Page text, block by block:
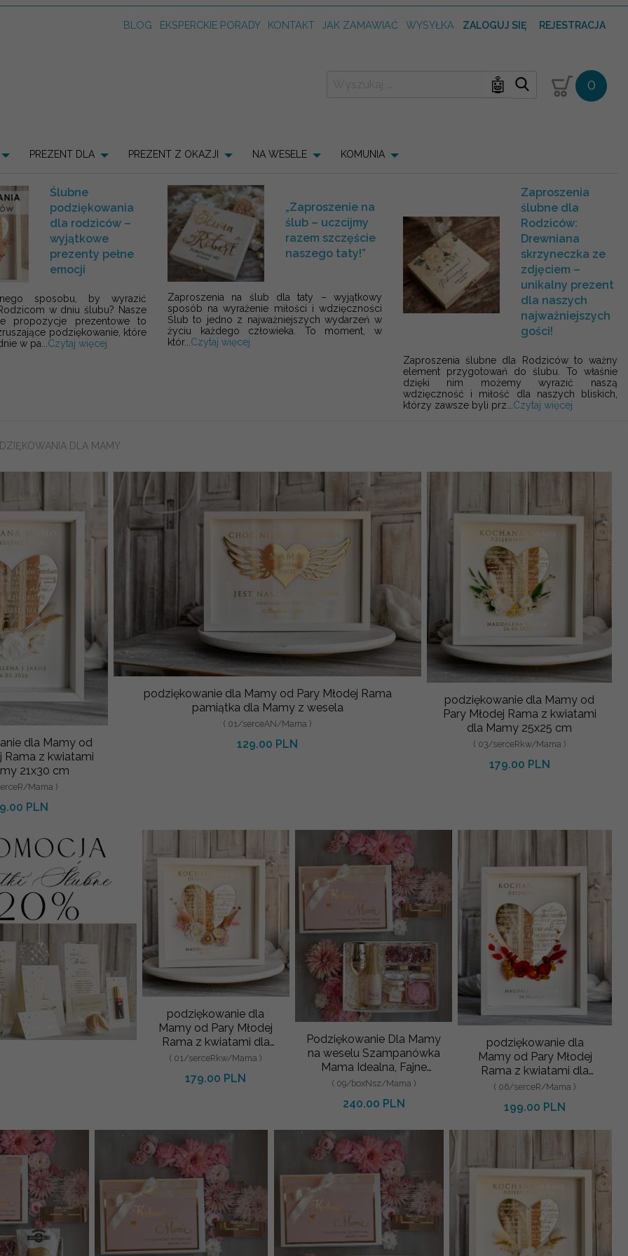
BLOG EKSPERCKIE PORADY KONTAKT JAK ZAMAWIAĆ WYSYŁKA ZALOGUJ SIĘ REJESTRACJA
🤖 0
PREZENT DLA PREZENT Z OKAZJI NA WESELE KOMUNIA
Ślubne
podziękowania
dla rodziców –
wyjątkowe
prezenty pełne
emocji
sposobu, by wyrazić
w dniu ślubu? Nasze
propozycje prezentowe to
podziękowanie, które
w pa... Czytaj więcej
„Zaproszenie na
ślub – uczcijmy
razem szczęście
naszego taty!”
Zaproszenia na ślub dla taty – wyjątkowy
sposób na wyrażenie miłości i wdzięczności
Ślub to jedno z najważniejszych wydarzeń w
życiu każdego człowieka. To moment, w
któr... Czytaj więcej
Zaproszenia
ślubne dla
Rodziców:
Drewniana
skrzyneczka ze
zdjęciem –
unikalny prezent
dla naszych
najważniejszych
gości!
Zaproszenia ślubne dla Rodziców to ważny
element przygotowań do ślubu. To właśnie
dzięki nim możemy wyrazić naszą
wdzięczność i miłość dla naszych bliskich,
którzy zawsze byli prz... Czytaj więcej
DLA MAMY
dla Mamy od
Rama z kwiatami
21x30 cm
Mama )
PLN
podziękowanie dla Mamy od Pary Młodej Rama
pamiątka dla Mamy z wesela
( 01/serceAN/Mama )
129.00 PLN
podziękowanie dla Mamy od
Pary Młodej Rama z kwiatami
dla Mamy 25x25 cm
( 03/serceRkw/Mama )
179.00 PLN
podziękowanie dla
Mamy od Pary Młodej
Rama z kwiatami dla
Mamy 25x25 cm
( 01/serceRkw/Mama )
179.00 PLN
Podziękowanie Dla Mamy
na weselu Szampanówka
Mama Idealna, Fajne
Pomysły Na
( 09/boxNsz/Mama )
240.00 PLN
podziękowanie dla
Mamy od Pary Młodej
Rama z kwiatami dla
Mamy 21x30 cm
( 06/serceR/Mama )
199.00 PLN